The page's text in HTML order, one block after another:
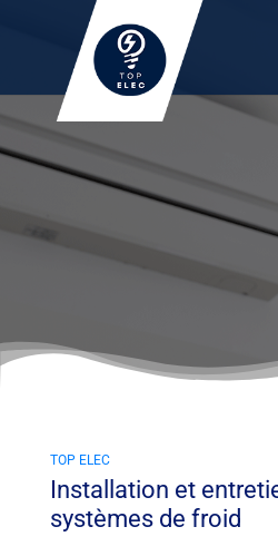
Installation de
TOP ELEC
Installation et
systèmes de froid